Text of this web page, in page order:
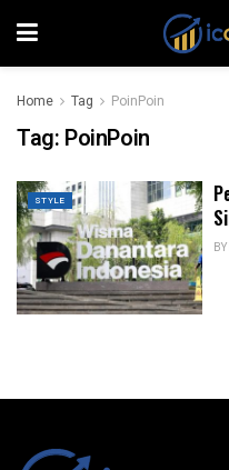
Home Tag PoinPoin
Tag: PoinPoin
STYLE
BY